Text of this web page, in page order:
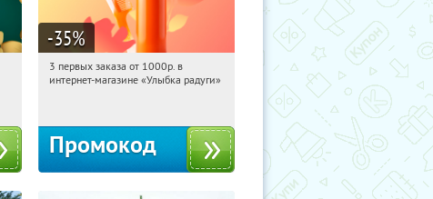
-35%
18:15:29 Получили:
3 первых заказа от 1000р. в
интернет-магазине «Улыбка радуги»
Промокод